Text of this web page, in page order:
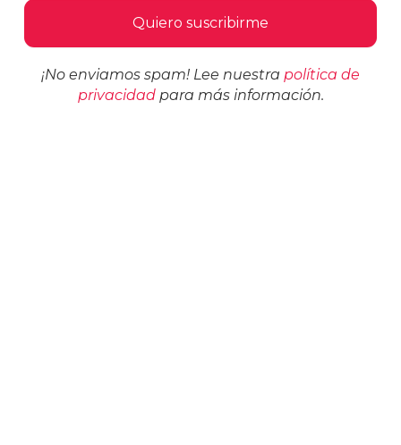
¡No enviamos spam! Lee nuestra política de
privacidadpara más información.